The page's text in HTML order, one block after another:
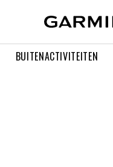
BUITENACTIVITEITEN